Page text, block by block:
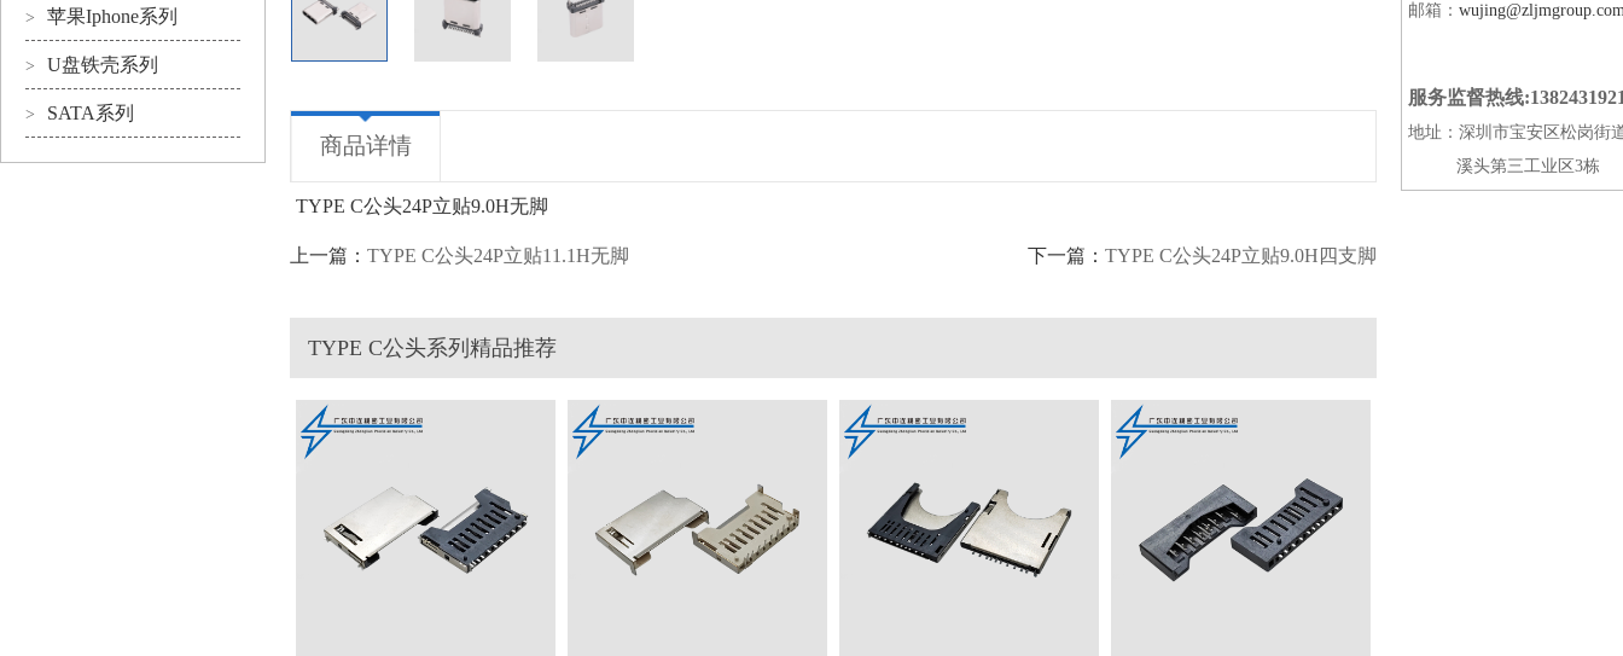
> 苹果Iphone系列
> U盘铁壳系列
> SATA系列
商品详情
TYPE C公头24P立贴9.0H无脚
上一篇： TYPE C公头24P立贴11.1H无脚 下一篇： TYPE C公头24P立贴9.0H四支脚
TYPE C公头系列精品推荐
邮箱：
服务监督热线
地址：深圳市宝安区松岗街
溪头第三工业区3栋